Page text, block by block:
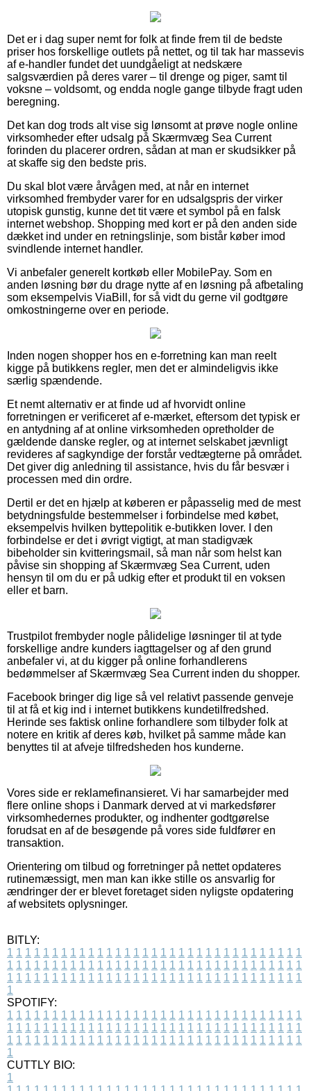
Det er i dag super nemt for folk at finde frem til de bedste
priser hos forskellige outlets på nettet, og til tak har massevis
af e-handler fundet det uundgåeligt at nedskære
salgsværdien på deres varer – til drenge og piger, samt til
voksne – voldsomt, og endda nogle gange tilbyde fragt uden
beregning.
Det kan dog trods alt vise sig lønsomt at prøve nogle online
virksomheder efter udsalg på Skærmvæg Sea Current
forinden du placerer ordren, sådan at man er skudsikker på
at skaffe sig den bedste pris.
Du skal blot være årvågen med, at når en internet
virksomhed frembyder varer for en udsalgspris der virker
utopisk gunstig, kunne det tit være et symbol på en falsk
internet webshop. Shopping med kort er på den anden side
dækket ind under en retningslinje, som bistår køber imod
svindlende internet handler.
Vi anbefaler generelt kortkøb eller MobilePay. Som en
anden løsning bør du drage nytte af en løsning på afbetaling
som eksempelvis ViaBill, for så vidt du gerne vil godtgøre
omkostningerne over en periode.
Inden nogen shopper hos en e-forretning kan man reelt
kigge på butikkens regler, men det er almindeligvis ikke
særlig spændende.
Et nemt alternativ er at finde ud af hvorvidt online
forretningen er verificeret af e-mærket, eftersom det typisk er
en antydning af at online virksomheden opretholder de
gældende danske regler, og at internet selskabet jævnligt
revideres af sagkyndige der forstår vedtægterne på området.
Det giver dig anledning til assistance, hvis du får besvær i
processen med din ordre.
Dertil er det en hjælp at køberen er påpasselig med de mest
betydningsfulde bestemmelser i forbindelse med købet,
eksempelvis hvilken byttepolitik e-butikken lover. I den
forbindelse er det i øvrigt vigtigt, at man stadigvæk
bibeholder sin kvitteringsmail, så man når som helst kan
påvise sin shopping af Skærmvæg Sea Current, uden
hensyn til om du er på udkig efter et produkt til en voksen
eller et barn.
Trustpilot frembyder nogle pålidelige løsninger til at tyde
forskellige andre kunders iagttagelser og af den grund
anbefaler vi, at du kigger på online forhandlerens
bedømmelser af Skærmvæg Sea Current inden du shopper.
Facebook bringer dig lige så vel relativt passende genveje
til at få et kig ind i internet butikkens kundetilfredshed.
Herinde ses faktisk online forhandlere som tilbyder folk at
notere en kritik af deres køb, hvilket på samme måde kan
benyttes til at afveje tilfredsheden hos kunderne.
Vores side er reklamefinansieret. Vi har samarbejder med
flere online shops i Danmark derved at vi markedsfører
virksomhedernes produkter, og indhenter godtgørelse
forudsat en af de besøgende på vores side fuldfører en
transaktion.
Orientering om tilbud og forretninger på nettet opdateres
rutinemæssigt, men man kan ikke stille os ansvarlig for
ændringer der er blevet foretaget siden nyligste opdatering
af websitets oplysninger.
BITLY:
1 1 1 1 1 1 1 1 1 1 1 1 1 1 1 1 1 1 1 1 1 1 1 1 1 1 1 1 1 1 1 1 1
1 1 1 1 1 1 1 1 1 1 1 1 1 1 1 1 1 1 1 1 1 1 1 1 1 1 1 1 1 1 1 1 1
1 1 1 1 1 1 1 1 1 1 1 1 1 1 1 1 1 1 1 1 1 1 1 1 1 1 1 1 1 1 1 1 1
1
SPOTIFY:
1 1 1 1 1 1 1 1 1 1 1 1 1 1 1 1 1 1 1 1 1 1 1 1 1 1 1 1 1 1 1 1 1
1 1 1 1 1 1 1 1 1 1 1 1 1 1 1 1 1 1 1 1 1 1 1 1 1 1 1 1 1 1 1 1 1
1 1 1 1 1 1 1 1 1 1 1 1 1 1 1 1 1 1 1 1 1 1 1 1 1 1 1 1 1 1 1 1 1
1
CUTTLY BIO:
1